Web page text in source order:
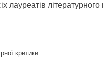
лауреатів літературного
критики